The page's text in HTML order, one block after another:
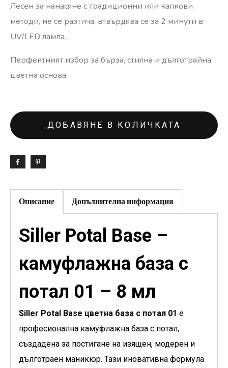
Лесен за нанасяне с традиционни или капкови
методи, не се разтича, втвърдява се за 2 минути в
UV/LED лампа.
Перфектният избор за бърза, стилна и дълготрайна
цветна основа.
ДОБАВЯНЕ В КОЛИЧКАТА
Описание Допълнителна информация
Siller Potal Base –
камуфлажна база с
потал 01 – 8 мл
Siller Potal Base цветна база с потал 01 е
професионална камуфлажна база с потал,
създадена за постигане на изящен, модерен и
дълготраен маникюр. Тази иновативна формула